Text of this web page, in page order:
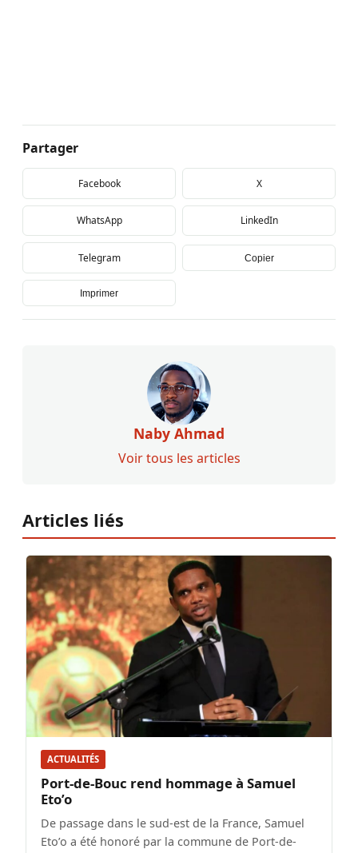
Partager
Facebook X
WhatsApp LinkedIn
Telegram Copier
Imprimer
Naby Ahmad
Voir tous les articles
Articles liés
ACTUALITÉS
Port-de-Bouc rend hommage à Samuel
Eto’o
De passage dans le sud-est de la France, Samuel
Eto’o a été honoré par la commune de Port-de-